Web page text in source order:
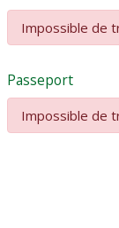
Impossible de
Passeport
Impossible de